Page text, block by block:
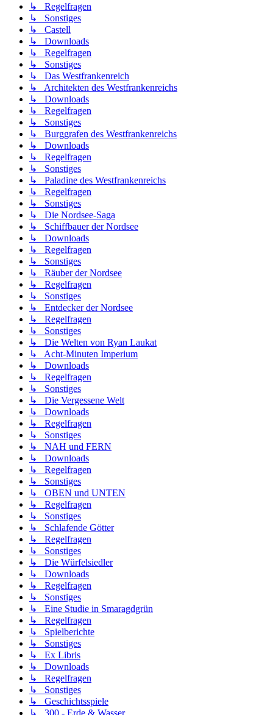
↳ Regelfragen
↳ Sonstiges
↳ Castell
↳ Downloads
↳ Regelfragen
↳ Sonstiges
↳ Das Westfrankenreich
↳ Architekten des Westfrankenreichs
↳ Downloads
↳ Regelfragen
↳ Sonstiges
↳ Burggrafen des Westfrankenreichs
↳ Downloads
↳ Regelfragen
↳ Sonstiges
↳ Paladine des Westfrankenreichs
↳ Regelfragen
↳ Sonstiges
↳ Die Nordsee-Saga
↳ Schiffbauer der Nordsee
↳ Downloads
↳ Regelfragen
↳ Sonstiges
↳ Räuber der Nordsee
↳ Regelfragen
↳ Sonstiges
↳ Entdecker der Nordsee
↳ Regelfragen
↳ Sonstiges
↳ Die Welten von Ryan Laukat
↳ Acht-Minuten Imperium
↳ Downloads
↳ Regelfragen
↳ Sonstiges
↳ Die Vergessene Welt
↳ Downloads
↳ Regelfragen
↳ Sonstiges
↳ NAH und FERN
↳ Downloads
↳ Regelfragen
↳ Sonstiges
↳ OBEN und UNTEN
↳ Regelfragen
↳ Sonstiges
↳ Schlafende Götter
↳ Regelfragen
↳ Sonstiges
↳ Die Würfelsiedler
↳ Downloads
↳ Regelfragen
↳ Sonstiges
↳ Eine Studie in Smaragdgrün
↳ Regelfragen
↳ Spielberichte
↳ Sonstiges
↳ Ex Libris
↳ Downloads
↳ Regelfragen
↳ Sonstiges
↳ Geschichtsspiele